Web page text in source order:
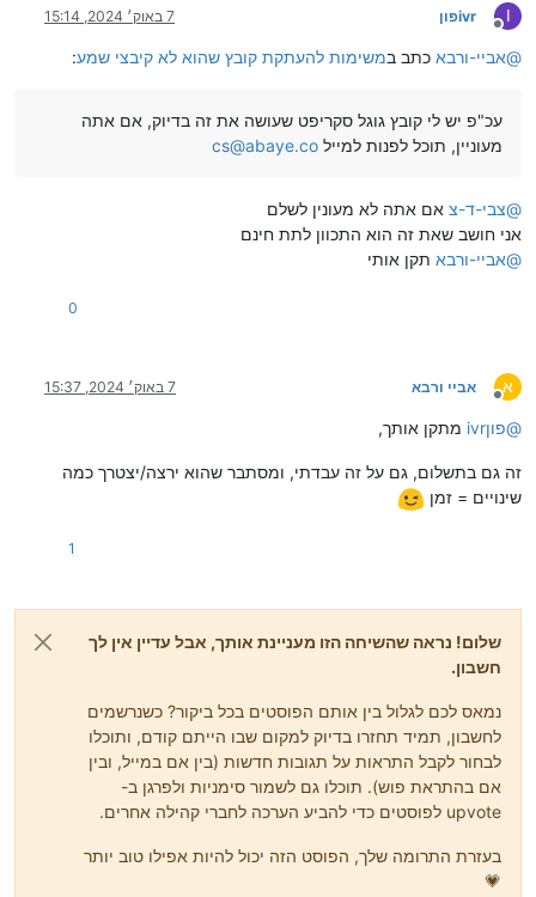
I
מנותק
ivrפון 7 באוק׳ 2024, 15:14
@אביי-ורבא כתב במשימות להעתקת קובץ שהוא לא קיבצי שמע:
עכ"פ יש לי קובץ גוגל סקריפט שעושה את זה בדיוק, אם אתה
מעוניין, תוכל לפנות למייל cs@abaye.co
@צבי-ד-צ אם אתה לא מעונין לשלם
אני חושב שאת זה הוא התכוון לתת חינם
@אביי-ורבא תקן אותי
0
א
מנותק
אביי ורבא 7 באוק׳ 2024, 15:37
@ivrפון מתקן אותך,
זה גם בתשלום, גם על זה עבדתי, ומסתבר שהוא ירצה/יצטרך כמה
שינויים = זמן
1
שלום! נראה שהשיחה הזו מעניינת אותך, אבל עדיין אין לך
חשבון.
נמאס לכם לגלול בין אותם הפוסטים בכל ביקור? כשנרשמים
לחשבון, תמיד תחזרו בדיוק למקום שבו הייתם קודם, ותוכלו
לבחור לקבל התראות על תגובות חדשות (בין אם במייל, ובין
אם בהתראת פוש). תוכלו גם לשמור סימניות ולפרגן ב-
upvote לפוסטים כדי להביע הערכה לחברי קהילה אחרים.
בעזרת התרומה שלך, הפוסט הזה יכול להיות אפילו טוב יותר
💗